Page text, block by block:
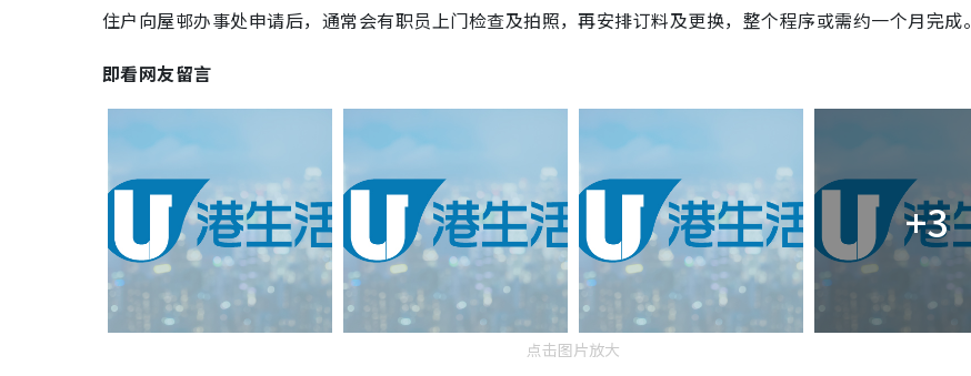
住户向屋邨办事处申请后，通常会有职员上门检查及拍照，再安排订料及更换，整个程序或需约一个月完成。
即看网友留言
+3
点击图片放大